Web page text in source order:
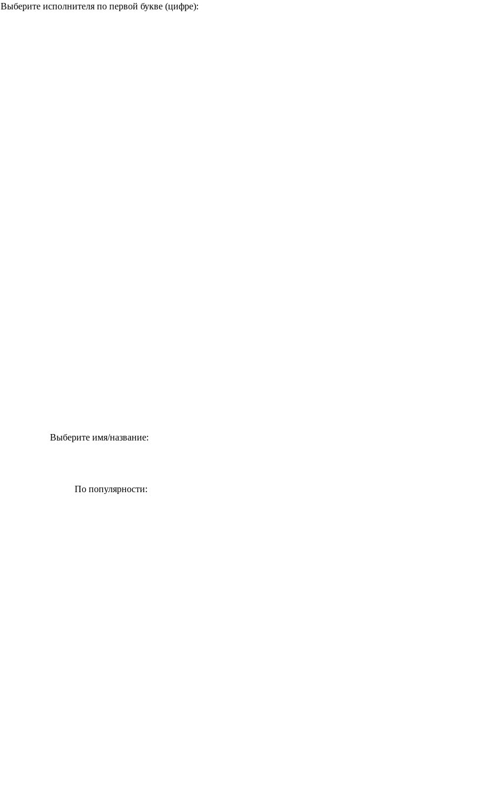
Выберите исполнителя по первой букве (цифре):
Выберите имя/название:
По популярности: